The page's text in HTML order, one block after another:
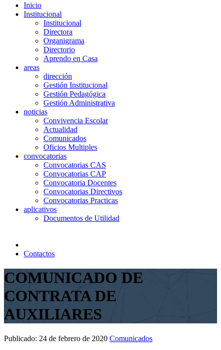
Inicio
Institucional
Institucional
Directora
Organigrama
Directorio
Aprendo en Casa
areas
dirección
Gestión Institucional
Gestión Pedagógica
Gestión Administrativa
noticias
Convivencia Escolar
Actualidad
Comunicados
Oficios Multiples
convocatorias
Convocatorias CAS
Convocatorias CAP
Convocatoria Docentes
Convocatorias Directivos
Convocatorias Practicas
aplicativos
Documentos de Utilidad
Contactos
COMUNICADO DE
CONTRATA DE
AUXILIARES
Publicado: 24 de febrero de 2020 Comunicados